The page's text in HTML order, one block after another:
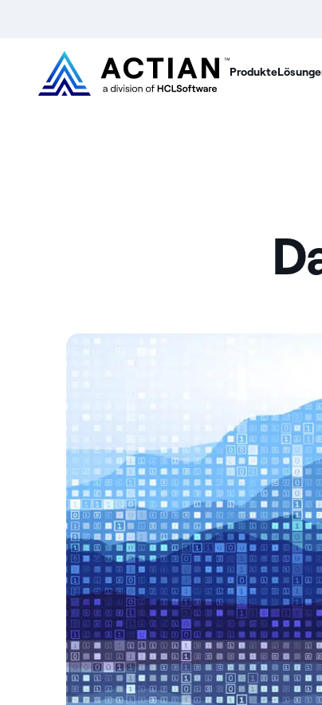
Produkte